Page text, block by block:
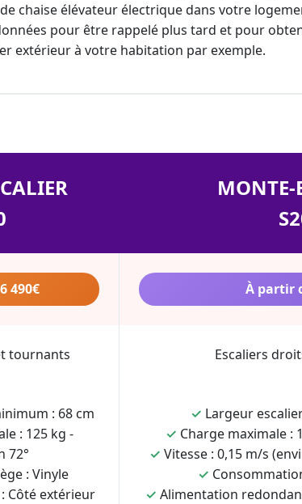
chaise élévateur électrique dans votre
pour être rappelé plus tard et pour
extérieurà votre habitation par exemple.
MONTE-
490€ À partir
tournants Escaliers
: 68 cm
: 125 kg -
72°
: Vinyle
Côté extérieur
✓ Largeur
✓ Charge maximale :
✓ Vitesse : 0,15 m/s
✓
✓ Alimentation